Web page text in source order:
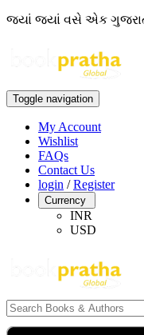
જ્યાં જ્યાં વસે એક
Toggle navigation
My Account
Wishlist
FAQs
Contact Us
login /Register
Currency
INR
USD